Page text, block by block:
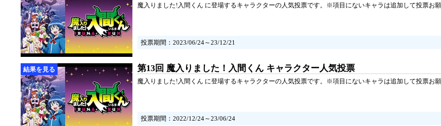
魔入りました!入間くん に登場するキャラクターの人気投票です。※項目にないキャラは追加して投票お
投票期間：2023/06/24～23/12/21
第13回 魔入りました！入間くん キャラクター人気投票
魔入りました!入間くん に登場するキャラクターの人気投票です。※項目にないキャラは追加して投票お
投票期間：2022/12/24～23/06/24